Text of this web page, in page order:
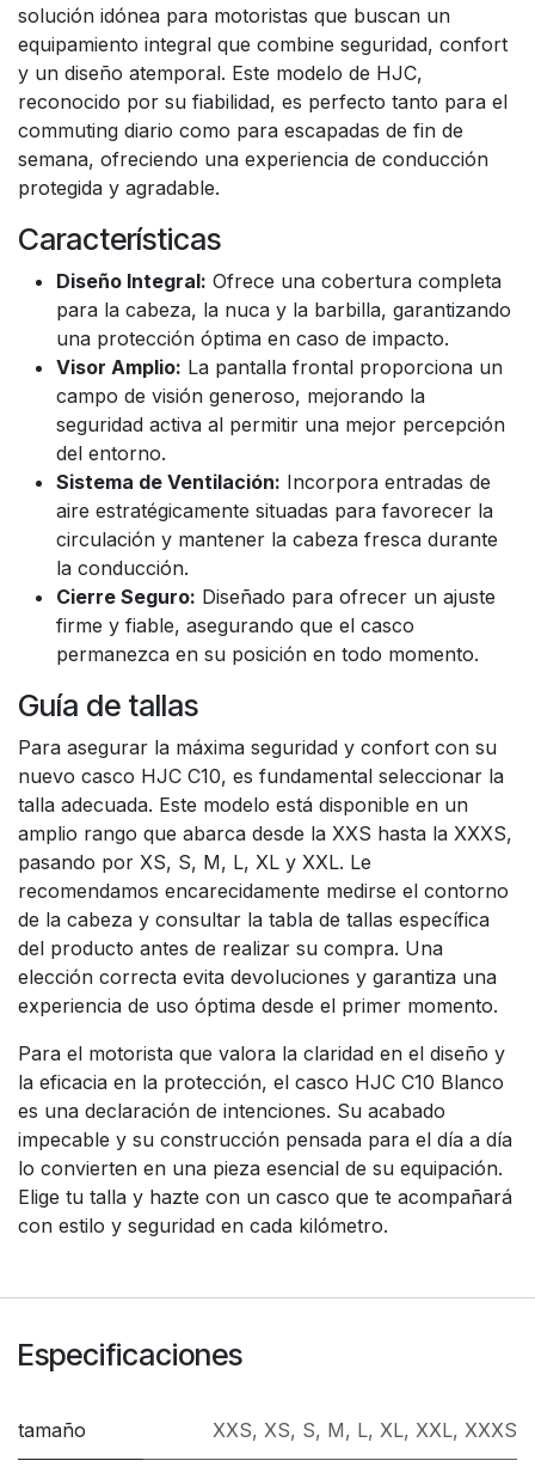
solución idónea para motoristas que buscan un
equipamiento integral que combine seguridad, confort
y un diseño atemporal. Este modelo de HJC,
reconocido por su fiabilidad, es perfecto tanto para el
commuting diario como para escapadas de fin de
semana, ofreciendo una experiencia de conducción
protegida y agradable.
Características
Diseño Integral: Ofrece una cobertura completa
para la cabeza, la nuca y la barbilla, garantizando
una protección óptima en caso de impacto.
Visor Amplio: La pantalla frontal proporciona un
campo de visión generoso, mejorando la
seguridad activa al permitir una mejor percepción
del entorno.
Sistema de Ventilación: Incorpora entradas de
aire estratégicamente situadas para favorecer la
circulación y mantener la cabeza fresca durante
la conducción.
Cierre Seguro: Diseñado para ofrecer un ajuste
firme y fiable, asegurando que el casco
permanezca en su posición en todo momento.
Guía de tallas
Para asegurar la máxima seguridad y confort con su
nuevo casco HJC C10, es fundamental seleccionar la
talla adecuada. Este modelo está disponible en un
amplio rango que abarca desde la XXS hasta la XXXS,
pasando por XS, S, M, L, XL y XXL. Le
recomendamos encarecidamente medirse el contorno
de la cabeza y consultar la tabla de tallas específica
del producto antes de realizar su compra. Una
elección correcta evita devoluciones y garantiza una
experiencia de uso óptima desde el primer momento.
Para el motorista que valora la claridad en el diseño y
la eficacia en la protección, el casco HJC C10 Blanco
es una declaración de intenciones. Su acabado
impecable y su construcción pensada para el día a día
lo convierten en una pieza esencial de su equipación.
Elige tu talla y hazte con un casco que te acompañará
con estilo y seguridad en cada kilómetro.
Especificaciones
tamaño XXS, XS, S, M, L, XL, XXL, XXXS